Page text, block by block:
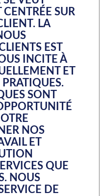
CENTRÉE SUR
LA
EST
INCITE À
ET
SONT
NOS
ET
QUE
NOUS
DE